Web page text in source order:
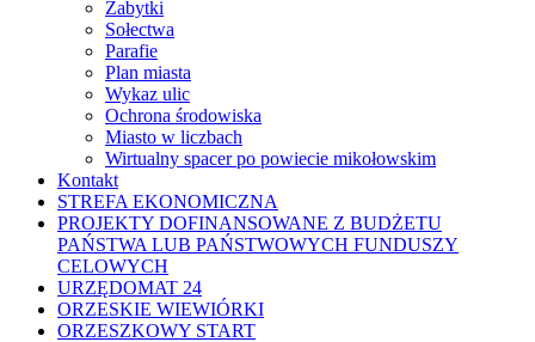
Zabytki
Sołectwa
Parafie
Plan miasta
Wykaz ulic
Ochrona środowiska
Miasto w liczbach
Wirtualny spacer po powiecie mikołowskim
Kontakt
STREFA EKONOMICZNA
PROJEKTY DOFINANSOWANE Z BUDŻETU
PAŃSTWA LUB PAŃSTWOWYCH FUNDUSZY
CELOWYCH
URZĘDOMAT 24
ORZESKIE WIEWIÓRKI
ORZESZKOWY START